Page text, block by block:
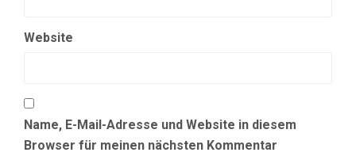
Website
Name, E-Mail-Adresse und Website in diesem
Browser für meinen nächsten Kommentar